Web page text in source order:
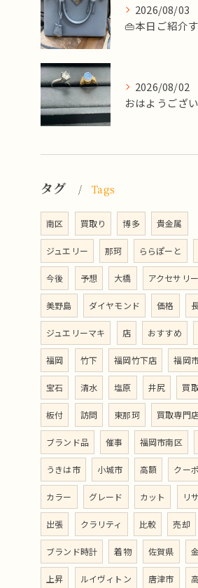
2026/08/03
👜本日ご紹介
2026/08/02
おはようござ
タグ Tags
南区 買取り 博多 貴金属
ジュエリー 那珂 ららぽーと
今後 予想 大橋 アクセサリー
美野島 ダイヤモンド 価格
ジュエリーマキ 店 おすすめ
福岡 竹下 福岡竹下店 福岡
宝石 清水 塩原 井尻 買
板付 訪問 東那珂 買取専門
ブランド品 催事 福岡市南区
うきは市 小城市 高額 クー
カラー グレード カット リ
出張 クラリティ 比較 売却
ブランド時計 着物 佐賀県
上昇 ルイヴィトン 唐津市